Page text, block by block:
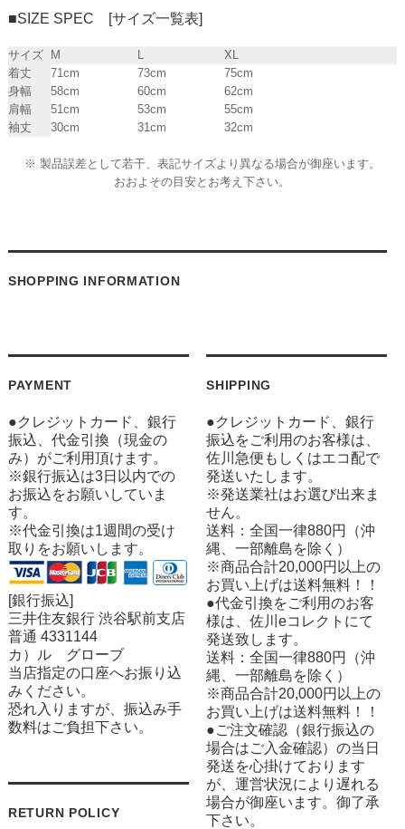
■SIZE SPEC [サイズ一覧表]
サイズ M
XL
着丈
71cm 73cm
75cm
身幅
58cm 60cm
62cm
肩幅
51cm 53cm
55cm
袖丈
30cm 31cm 32cm
※ 製品誤差として若干、表記サイズより異なる場合が御座います。
おおよその目安とお考え下さい。
SHOPPING INFORMATION
PAYMENT
●クレジットカード、銀行
振込、代金引換（現金の
み）がご利用頂けます。
※銀行振込は3日以内での
お振込をお願いしていま
す。
※代金引換は1週間の受け
取りをお願いします。
[銀行振込]
三井住友銀行 渋谷駅前支店
普通 4331144
カ）ル グローブ
当店指定の口座へお振り込
みください。
恐れ入りますが、振込み手
数料はご負担下さい。
RETURN POLICY
SHIPPING
●クレジットカード、銀行
振込をご利用のお客様は、
佐川急便もしくはエコ配で
発送いたします。
※発送業社はお選び出来ま
せん。
送料：全国一律880円（沖
縄、一部離島を除く）
※商品合計20,000円以上の
お買い上げは送料無料！！
●代金引換をご利用のお客
様は、佐川eコレクトにて
発送致します。
送料：全国一律880円（沖
縄、一部離島を除く）
※商品合計20,000円以上の
お買い上げは送料無料！！
●ご注文確認（銀行振込の
場合はご入金確認）の当日
発送を心掛けております
が、運営状況により遅れる
場合が御座います。御了承
下さい。